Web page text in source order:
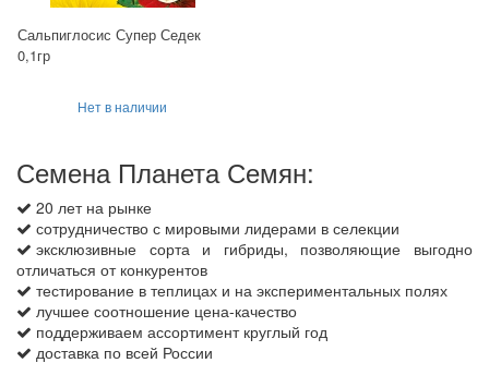
Сальпиглосис Супер Седек
0,1гр
Нет в наличии
Семена Планета Семян:
20 лет на рынке
сотрудничество с мировыми лидерами в селекции
эксклюзивные сорта и гибриды, позволяющие выгодно
отличаться от конкурентов
тестирование в теплицах и на экспериментальных полях
лучшее соотношение цена-качество
поддерживаем ассортимент круглый год
доставка по всей России